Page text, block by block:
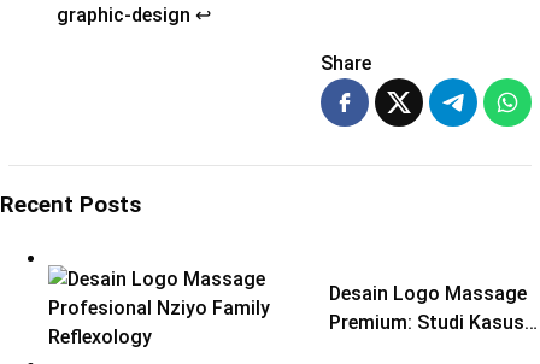
graphic-design ↩︎
Share
Recent Posts
Desain Logo Massage
Premium: Studi Kasus…